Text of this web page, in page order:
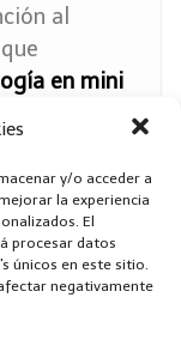
y/o acceder a
la experiencia
El
procesar datos
únicos en este sitio.
negativamente
al
en mini
con estilo